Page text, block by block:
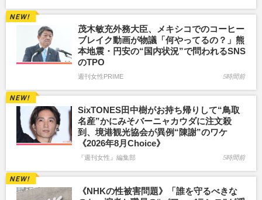
茂木敏充外務大臣、メキシコでのコーヒー
ブレイク動画が物議「何やってるの？」熊
本地震・円安の“国内状況”で問われるSNS
のTPO
週刊女性PRIME 5時間前
SixTONES田中樹がお持ち帰りして“鳥取
名産”かにみそバーニャカウダに注文殺
到、境港観光協会が異例“陳謝”のワケ
《2026年8月Choice》
『週刊女性』編集部 5時間前
《NHKの性被害問題》「誰を守るべきな